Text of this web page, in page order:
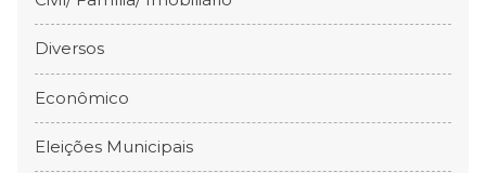
Diversos
Econômico
Eleições Municipais